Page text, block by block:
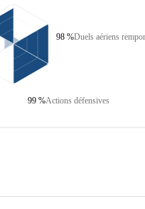
Duels aériens
98 %
Actions défensives
99 %